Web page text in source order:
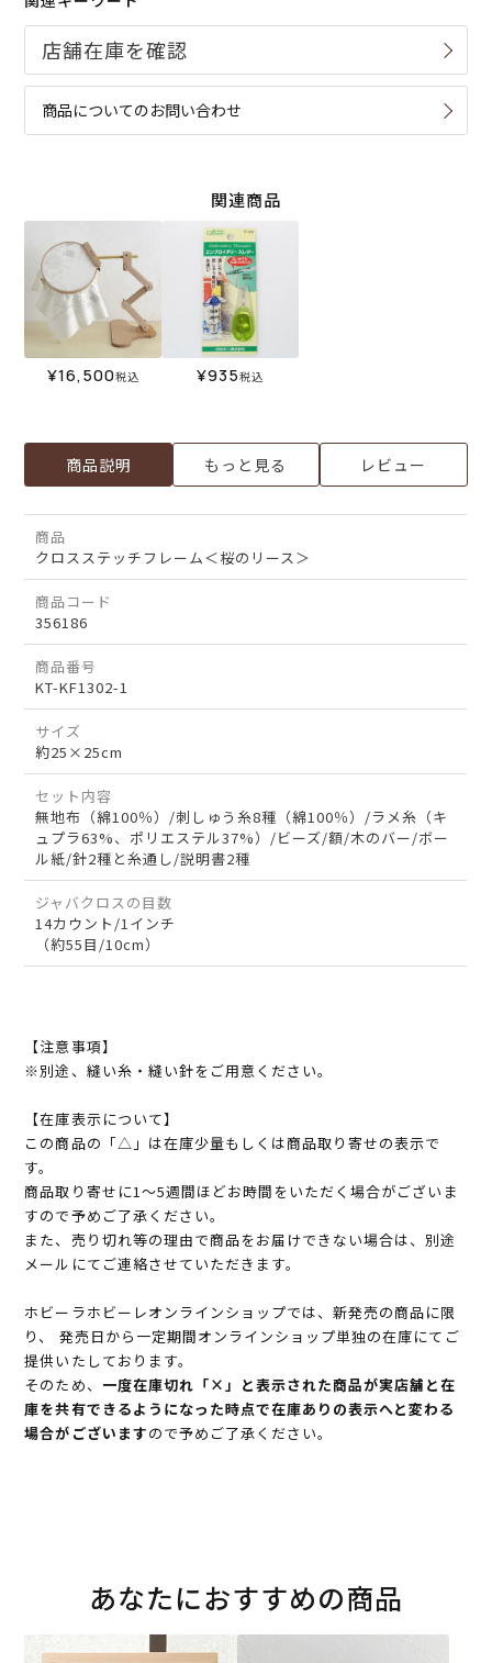
商品についてのお問い合わせ
関連商品
¥16,500税込 ¥935税込
商品説明 もっと見る レビュー
商品
クロスステッチフレーム＜桜のリース＞
商品コード
356186
商品番号
KT-KF1302-1
サイズ
約25×25cm
セット内容
無地布（綿100％）/刺しゅう糸8種（綿100％）/ラメ糸（キ
ュプラ63%、ポリエステル37%）/ビーズ/額/木のバー/ボー
ル紙/針2種と糸通し/説明書2種
ジャバクロスの目数
14カウント/1インチ
（約55目/10cm）
【注意事項】
※別途、縫い糸・縫い針をご用意ください。
【在庫表示について】
この商品の「△」は在庫少量もしくは商品取り寄せの表示で
す。
商品取り寄せに1～5週間ほどお時間をいただく場合がございま
すので予めご了承ください。
また、売り切れ等の理由で商品をお届けできない場合は、別途
メールにてご連絡させていただきます。
ホビーラホビーレオンラインショップでは、新発売の商品に限
り、 発売日から一定期間オンラインショップ単独の在庫にてご
提供いたしております。
そのため、 一度在庫切れ「×」と表示された商品が実店舗と在
庫を共有できるようになった時点で在庫ありの表示へと変わる
場合がございますので予めご了承ください。
あなたにおすすめの商品